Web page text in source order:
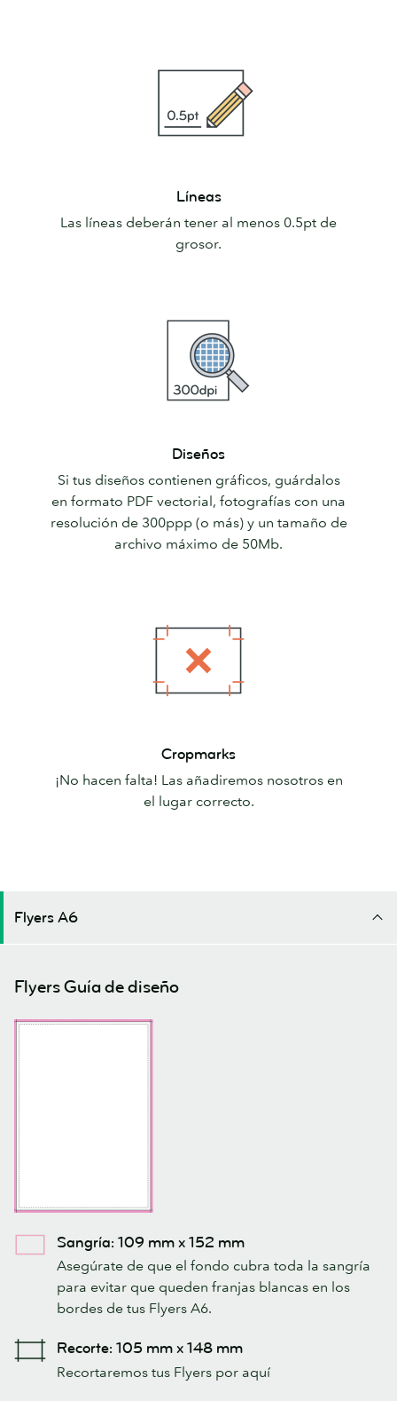
Líneas
Las líneas deberán tener al menos 0.5pt de
grosor.
Diseños
Si tus diseños contienen gráficos, guárdalos
en formato PDF vectorial, fotografías con una
resolución de 300ppp (o más) y un tamaño de
archivo máximo de 50Mb.
Cropmarks
¡No hacen falta! Las añadiremos nosotros en
el lugar correcto.
Flyers A6
Flyers Guía de diseño
Sangría: 109 mm x 152 mm
Asegúrate de que el fondo cubra toda la sangría
para evitar que queden franjas blancas en los
bordes de tus Flyers A6.
Recorte: 105 mm x 148 mm
Recortaremos tus Flyers por aquí